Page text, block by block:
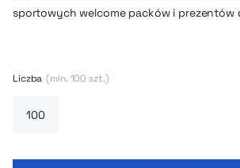
sportowych welcome packów i prezentów
wyposażeniem pierwszej pomocy, dzięki
weekendowych tras. Całość zapakowana
pozwala ciekawie wyeksponować logo
Liczba (min. 100 szt.)